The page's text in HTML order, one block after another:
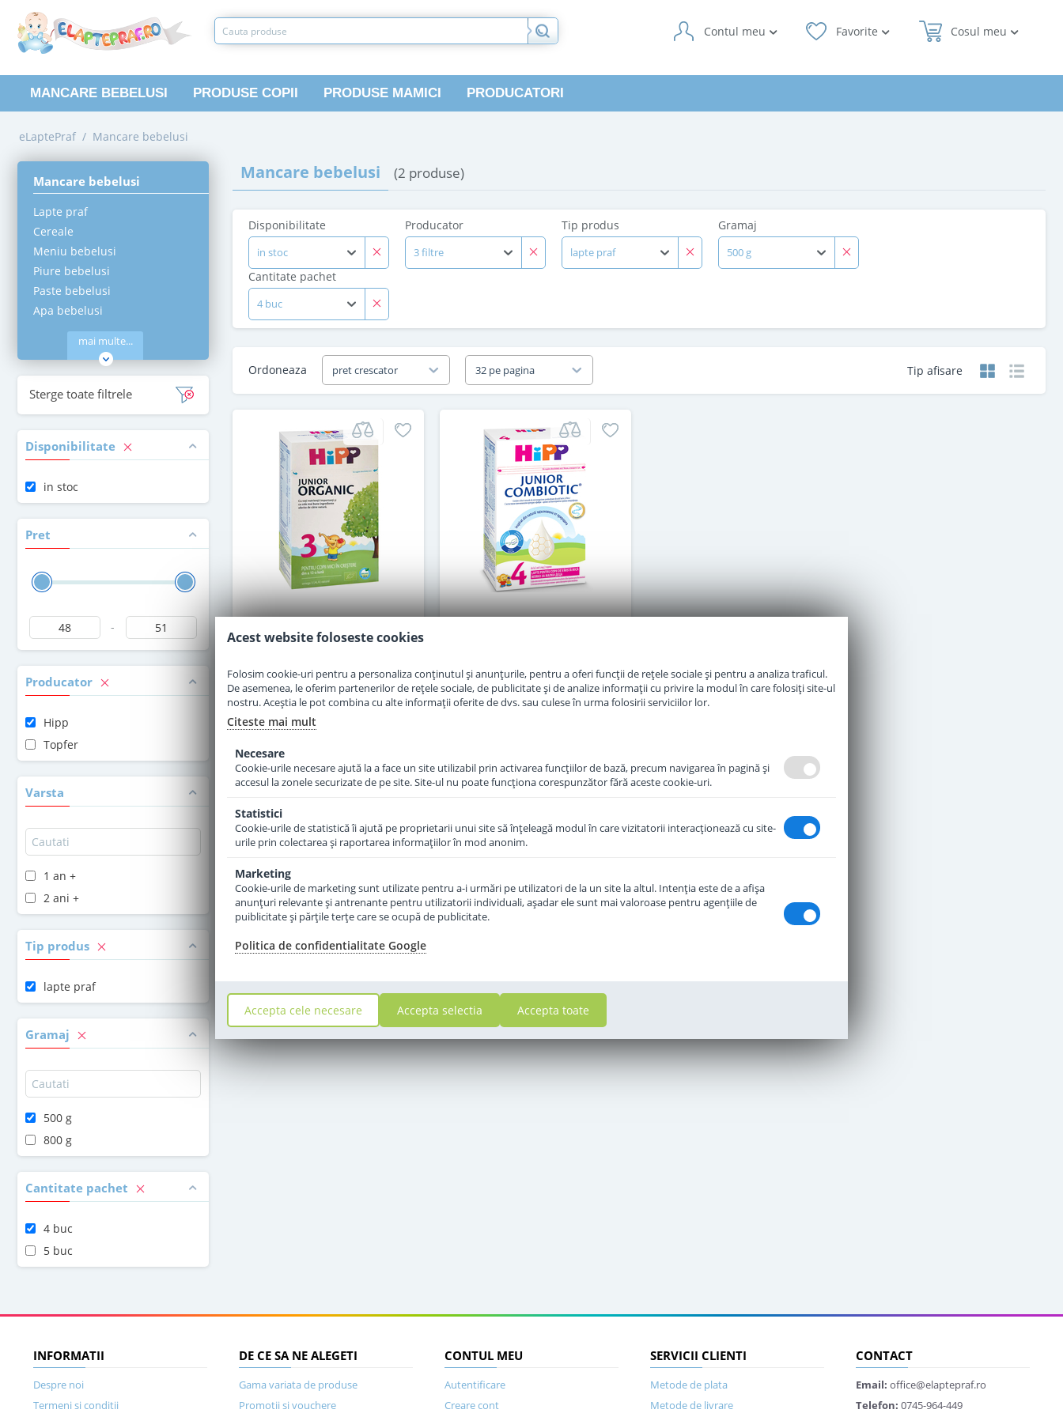
Cosul meu
Favorite
Contul meu
MANCARE BEBELUSI PRODUSE COPII PRODUSE MAMICI PRODUCATORI
eLaptePraf / Mancare bebelusi
Mancare bebelusi
Lapte praf
Cereale
Meniu bebelusi
Piure bebelusi
Paste bebelusi
Apa bebelusi
mai multe...
Sterge toate filtrele
Disponibilitate
in stoc
Pret
-
Producator
Hipp
Topfer
Varsta
1 an +
2 ani +
Tip produs
lapte praf
Gramaj
500 g
800 g
Cantitate pachet
4 buc
5 buc
Mancare bebelusi (2 produse)
Disponibilitate
in stoc
Producator
3 filtre
Tip produs
lapte praf
Gramaj
500 g
Cantitate pachet
4 buc
Tip afisare
Ordoneaza pret crescator 32 pe pagina
Lapte praf Hipp 3 Junior
Organic de la 1 an 500 g
in stoc
Adauga in cos
in stoc
Adauga in cos
INFORMATII
Despre noi
Termeni si conditii
DE CE SA NE ALEGETI
Gama variata de produse
Promotii si vouchere
CONTUL MEU
Autentificare
Creare cont
SERVICII CLIENTI
Metode de plata
Metode de livrare
CONTACT
Email: office@elaptepraf.ro
Telefon: 0745-964-449
Acest website foloseste cookies
Folosim cookie-uri pentru a personaliza conținutul și anunțurile, pentru a oferi funcții de rețele sociale și pentru a analiza traficul.
De asemenea, le oferim partenerilor de rețele sociale, de publicitate și de analize informații cu privire la modul în care folosiți site-ul
nostru. Aceștia le pot combina cu alte informații oferite de dvs. sau culese în urma folosirii serviciilor lor.
Citeste mai mult
Necesare
Cookie-urile necesare ajută la a face un site utilizabil prin activarea funcţiilor de bază, precum navigarea în pagină şi
accesul la zonele securizate de pe site. Site-ul nu poate funcţiona corespunzător fără aceste cookie-uri.
Statistici
Cookie-urile de statistică îi ajută pe proprietarii unui site să înţeleagă modul în care vizitatorii interacţionează cu site-
urile prin colectarea şi raportarea informaţiilor în mod anonim.
Marketing
Cookie-urile de marketing sunt utilizate pentru a-i urmări pe utilizatori de la un site la altul. Intenţia este de a afişa
anunţuri relevante şi antrenante pentru utilizatorii individuali, aşadar ele sunt mai valoroase pentru agenţiile de
puiblicitate şi părţile terţe care se ocupă de publicitate.
Politica de confidentialitate Google
Accepta cele necesare Accepta selectia Accepta toate